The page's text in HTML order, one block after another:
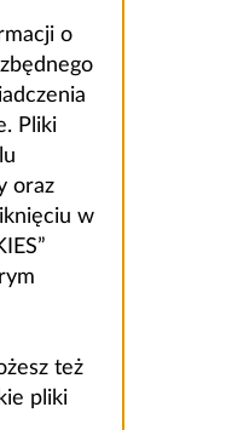
o
Pliki
oraz
w
też
pliki